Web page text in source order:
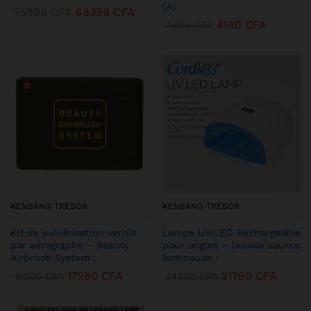
68399 CFA
(A)
4140 CFA
KENBANG TRÉSOR
Kit de pulvérisation vernis
par aérographe – Beauty
Airbrush System :
17280 CFA
KENBANG TRÉSOR
Lampe UV/LED Rechargeable
pour ongles – Double source
lumineuse :
21780 CFA